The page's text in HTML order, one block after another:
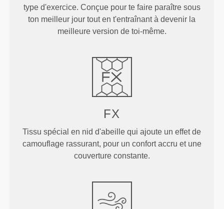
type d'exercice. Conçue pour te faire paraître sous
ton meilleur jour tout en t'entraînant à devenir la
meilleure version de toi-même.
FX
Tissu spécial en nid d'abeille qui ajoute un effet de
camouflage rassurant, pour un confort accru et une
couverture constante.